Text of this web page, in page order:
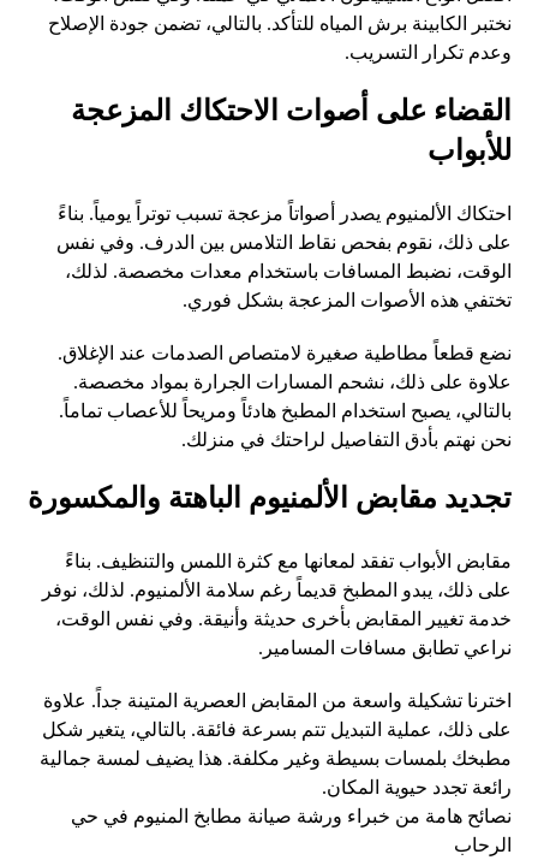
نختبر الكابينة برش المياه للتأكد. بالتالي، تضمن جودة الإصلاح
وعدم تكرار التسريب.
القضاء على أصوات الاحتكاك المزعجة
للأبواب
احتكاك الألمنيوم يصدر أصواتاً مزعجة تسبب توتراً يومياً. بناءً
على ذلك، نقوم بفحص نقاط التلامس بين الدرف. وفي نفس
الوقت، نضبط المسافات باستخدام معدات مخصصة. لذلك،
تختفي هذه الأصوات المزعجة بشكل فوري.
نضع قطعاً مطاطية صغيرة لامتصاص الصدمات عند الإغلاق.
علاوة على ذلك، نشحم المسارات الجرارة بمواد مخصصة.
بالتالي، يصبح استخدام المطبخ هادئاً ومريحاً للأعصاب تماماً.
نحن نهتم بأدق التفاصيل لراحتك في منزلك.
تجديد مقابض الألمنيوم الباهتة والمكسورة
مقابض الأبواب تفقد لمعانها مع كثرة اللمس والتنظيف. بناءً
على ذلك، يبدو المطبخ قديماً رغم سلامة الألمنيوم. لذلك، نوفر
خدمة تغيير المقابض بأخرى حديثة وأنيقة. وفي نفس الوقت،
نراعي تطابق مسافات المسامير.
اخترنا تشكيلة واسعة من المقابض العصرية المتينة جداً. علاوة
على ذلك، عملية التبديل تتم بسرعة فائقة. بالتالي، يتغير شكل
مطبخك بلمسات بسيطة وغير مكلفة. هذا يضيف لمسة جمالية
رائعة تجدد حيوية المكان.
نصائح هامة من خبراء ورشة صيانة مطابخ المنيوم في حي
الرحاب